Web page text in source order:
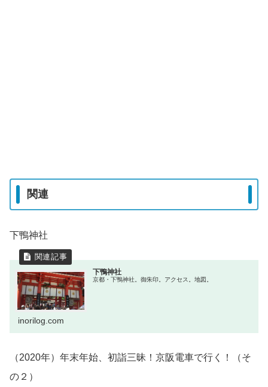
関連
下鴨神社
下鴨神社
京都・下鴨神社。御朱印。アクセス。地図。
inorilog.com
（2020年）年末年始、初詣三昧！京阪電車で行く！（そ
の２）